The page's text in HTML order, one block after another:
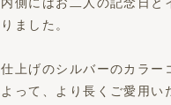
内側にはお二人の記念日と
りました。
仕上げのシルバーのカラー
よって、より長くご愛用い